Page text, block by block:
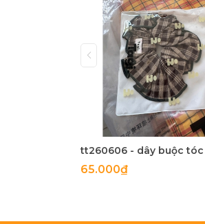
tt260606 - dây buộc tóc
65.000₫